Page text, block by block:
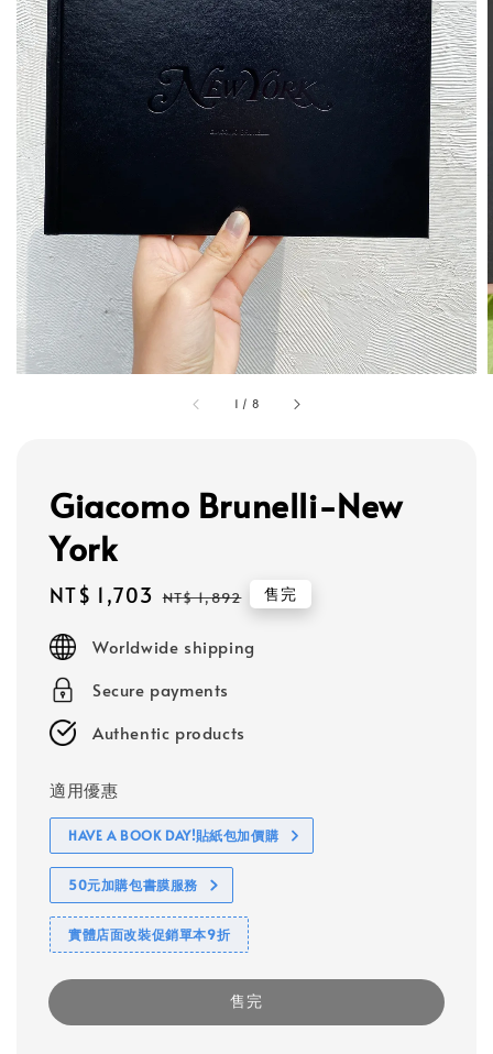
1 / 8
Giacomo Brunelli-New
York
Sale
NT$ 1,703 Regular
NT$ 1,892 售完
Worldwide shipping
Secure payments
Authentic products
適用優惠
HAVE A BOOK DAY!貼紙包加價購
50元加購包書膜服務
實體店面改裝促銷單本9折
售完